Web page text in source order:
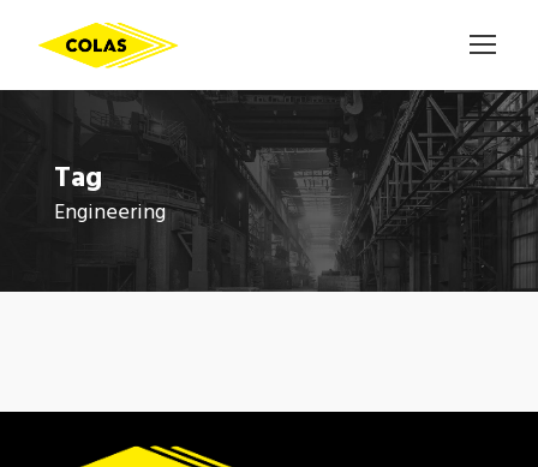
Tag
Engineering